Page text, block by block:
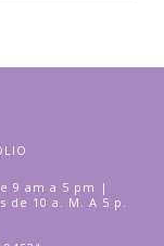
9 am a 5 pm |
de 10 a. M. A 5 p.